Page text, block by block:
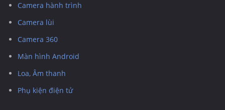
Camera hành trình
Camera lùi
Camera 360
Màn hình Android
Loa, Âm thanh
Phụ kiện điện tử